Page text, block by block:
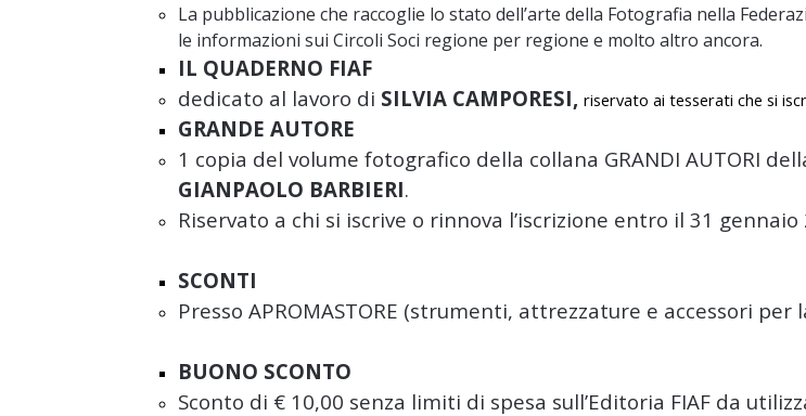
La pubblicazione che raccoglie lo stato dell’arte della Fotografia nella
le informazioni sui Circoli Soci regione per regione e molto altro ancora.
IL QUADERNO FIAF
dedicato al lavoro di SILVIA CAMPORESI, riservato ai tesserati che si
GRANDE AUTORE
1 copia del volume fotografico della collana GRANDI AUTORI
GIANPAOLO BARBIERI.
Riservato a chi si iscrive o rinnova l’iscrizione entro il 31 gennaio
SCONTI
Presso APROMASTORE (strumenti, attrezzature e accessori per
BUONO SCONTO
Sconto di € 10,00 senza limiti di spesa sull’Editoria FIAF da